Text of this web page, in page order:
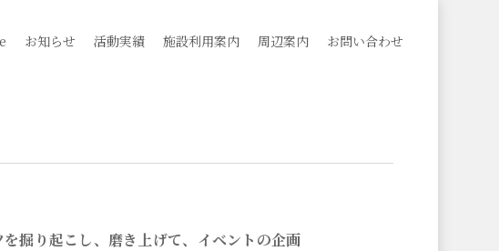
お知らせ 活動実績 施設利用案内 周辺案内 お問い合わせ
掘り起こし、磨き上げて、イベントの企画